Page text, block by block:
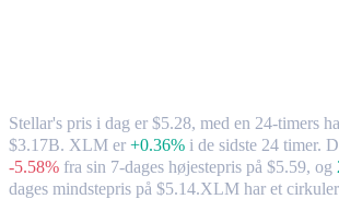
Stellar's pris i dag er $5.28, med en 24-timers
$3.17B. XLM er +0.36% i de sidste 24 timer.
-5.58% fra sin 7-dages højestepris på $5.59, og
dages mindstepris på $5.14.XLM har et